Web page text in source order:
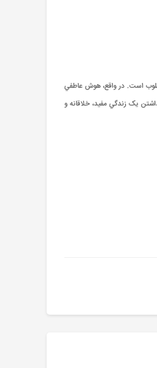
است. در واقع، هوش عاطفي
يک زندگي مفيد، خلاقانه و